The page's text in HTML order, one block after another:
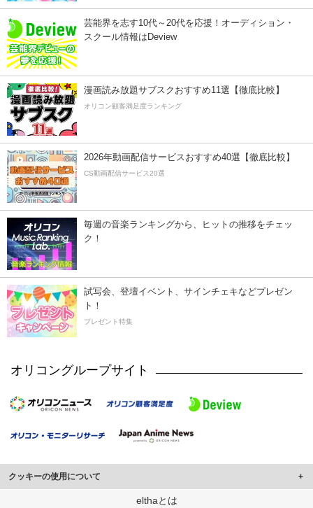
芸能界を志す10代～20代を応援！オーディション・
スクール情報はDeview
漫画読み放題サブスクおすすめ11選【徹底比較】
オリコン顧客満足度ランキング
2026年動画配信サービスおすすめ40選【徹底比較】
CS動画配信サービス20選
毎週の音楽ランキングから、ヒットの推移をチェッ
ク！
試写会、登壇イベント、サインチェキなどプレゼン
ト！
プレゼント特集
オリコングループサイト
クッキーの使用について
このサイトでは Cookie を使用して、ユーザーに合わせたコンテンツや広告の
elthaとは